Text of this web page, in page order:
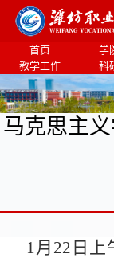
首页 学
教学工作
科
马克思主
1月22日上